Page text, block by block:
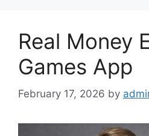
Real Money
Games App
February 17, 2026 by